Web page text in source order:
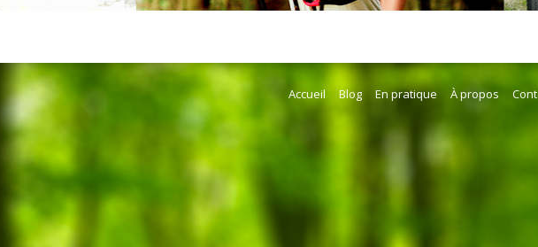
Accueil Blog En pratique À propos